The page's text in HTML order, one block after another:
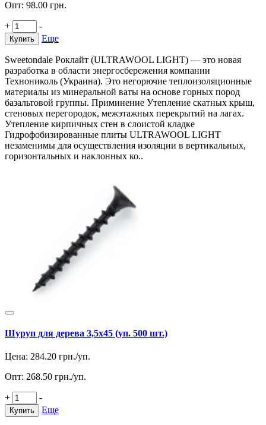
Опт: 98.00 грн.
+ -
Купить Еще
Sweetondale Роклайт (ULTRAWOOL LIGHT) — это новая
разработка в области энергосбережения компании
Технониколь (Украина). Это негорючие теплоизоляционные
материалы из минеральной ваты на основе горных пород
базальтовой группы. Приминение Утепление скатных крыш,
стеновых перегородок, межэтажных перекрытий на лагах.
Утепление кирпичных стен в слоистой кладке
Гидрофобизированные плиты ULTRAWOOL LIGHT
незаменимы для осуществления изоляции в вертикальных,
горизонтальных и наклонных ко..
Шуруп для дерева 3,5х45 (уп. 500 шт.)
Цена: 284.20 грн./уп.
Опт: 268.50 грн./уп.
+ -
Купить Еще